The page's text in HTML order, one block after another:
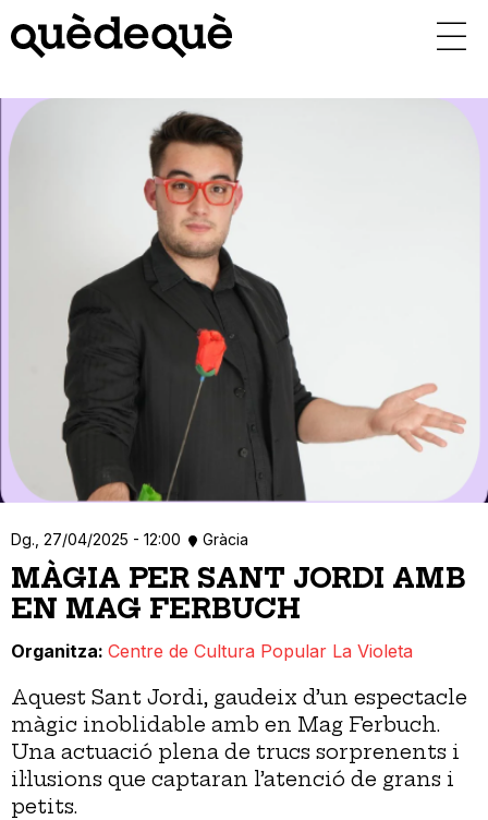
contingut
Dg., 27/04/2025 - 12:00 Gràcia
MÀGIA PER SANT JORDI AMB
EN MAG FERBUCH
Organitza Centre de Cultura Popular La Violeta
Aquest Sant Jordi, gaudeix d’un espectacle
màgic inoblidable amb en Mag Ferbuch.
Una actuació plena de trucs sorprenents i
il·lusions que captaran l’atenció de grans i
petits.